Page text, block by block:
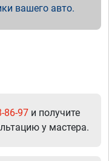
вашего авто.
86-97 и получите
у мастера.